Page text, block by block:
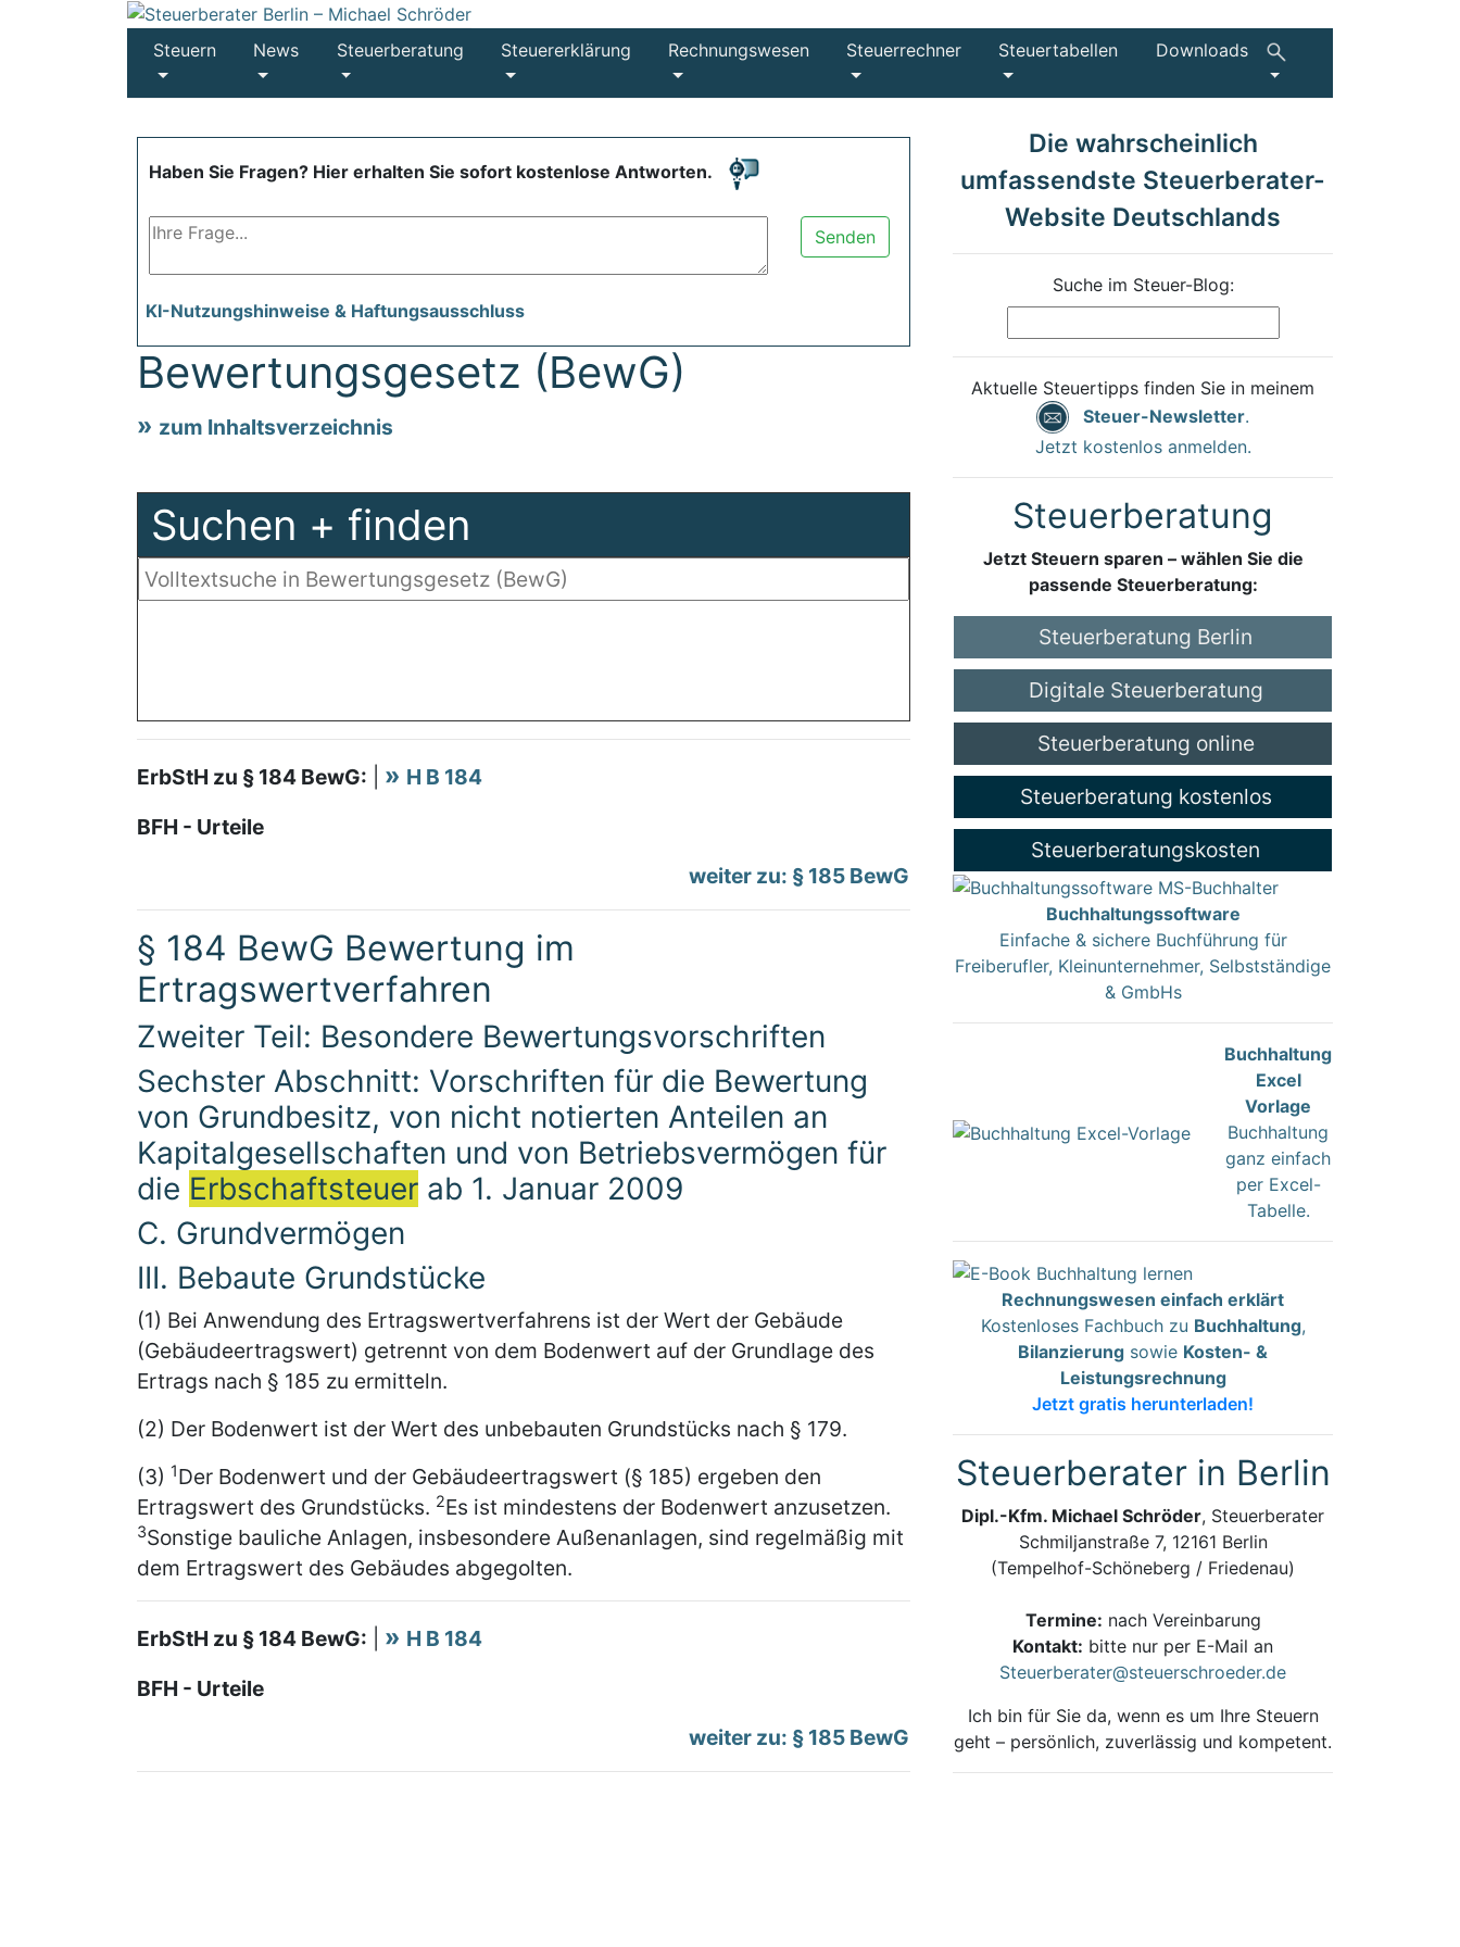
Steuern News Steuerberatung Steuererklärung Rechnungswesen Steuerrechner Steuertabellen Downloads
Haben Sie Fragen? Hier erhalten Sie sofort kostenlose Antworten.
Senden
KI-Nutzungshinweise & Haftungsausschluss
Bewertungsgesetz (BewG)
zum Inhaltsverzeichnis
Suchen + finden
ErbStH zu § 184 BewG:
H B 184
BFH - Urteile
weiter zu: § 185 BewG
§ 184 BewG Bewertung im
Ertragswertverfahren
Zweiter Teil: Besondere Bewertungsvorschriften
Sechster Abschnitt: Vorschriften für die Bewertung
von Grundbesitz, von nicht notierten Anteilen an
Kapitalgesellschaften und von Betriebsvermögen für
die Erbschaftsteuer ab 1. Januar 2009
C. Grundvermögen
III. Bebaute Grundstücke
(1) Bei Anwendung des Ertragswertverfahrens ist der Wert der Gebäude
(Gebäudeertragswert) getrennt von dem Bodenwert auf der Grundlage des
Ertrags nach § 185 zu ermitteln.
(2) Der Bodenwert ist der Wert des unbebauten Grundstücks nach § 179.
(3) 1Der Bodenwert und der Gebäudeertragswert (§ 185) ergeben den
Ertragswert des Grundstücks. 2Es ist mindestens der Bodenwert anzusetzen.
3Sonstige bauliche Anlagen, insbesondere Außenanlagen, sind regelmäßig mit
dem Ertragswert des Gebäudes abgegolten.
ErbStH zu § 184 BewG:
H B 184
BFH - Urteile
weiter zu: § 185 BewG
Die wahrscheinlich
umfassendste Steuerberater-
Website Deutschlands
Suche im Steuer-Blog:
Aktuelle Steuertipps finden Sie in meinem
Steuer-Newsletter.
Jetzt kostenlos anmelden.
Steuerberatung
Jetzt Steuern sparen – wählen Sie die
passende Steuerberatung:
Steuerberatung Berlin
Digitale Steuerberatung
Steuerberatung online
Steuerberatung kostenlos
Steuerberatungskosten
Buchhaltungssoftware
Einfache & sichere Buchführung für
Freiberufler, Kleinunternehmer, Selbstständige
& GmbHs
Buchhaltung
Excel
Vorlage
Buchhaltung
ganz einfach
per Excel-
Tabelle.
Rechnungswesen einfach erklärt
Kostenloses Fachbuch zu Buchhaltung,
Bilanzierung sowie Kosten- &
Leistungsrechnung
Jetzt gratis herunterladen!
Steuerberater in Berlin
Dipl.-Kfm. Michael Schröder, Steuerberater
Schmiljanstraße 7, 12161 Berlin
(Tempelhof-Schöneberg / Friedenau)
Termine: nach Vereinbarung
Kontakt: bitte nur per E-Mail an
Steuerberater@steuerschroeder.de
Ich bin für Sie da, wenn es um Ihre Steuern
geht – persönlich, zuverlässig und kompetent.